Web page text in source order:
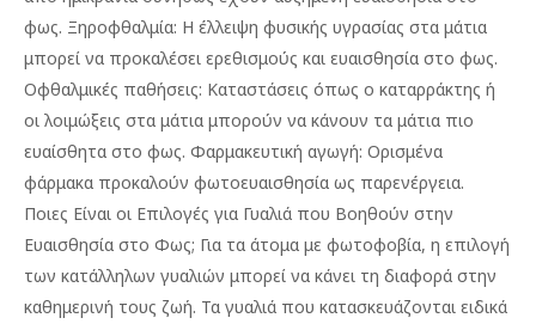
φως. Ξηροφθαλμία: Η έλλειψη φυσικής υγρασίας στα μάτια
μπορεί να προκαλέσει ερεθισμούς και ευαισθησία στο φως.
Οφθαλμικές παθήσεις: Καταστάσεις όπως ο καταρράκτης ή
οι λοιμώξεις στα μάτια μπορούν να κάνουν τα μάτια πιο
ευαίσθητα στο φως. Φαρμακευτική αγωγή: Ορισμένα
φάρμακα προκαλούν φωτοευαισθησία ως παρενέργεια.
Ποιες Είναι οι Επιλογές για Γυαλιά που Βοηθούν στην
Ευαισθησία στο Φως; Για τα άτομα με φωτοφοβία, η επιλογή
των κατάλληλων γυαλιών μπορεί να κάνει τη διαφορά στην
καθημερινή τους ζωή. Τα γυαλιά που κατασκευάζονται ειδικά